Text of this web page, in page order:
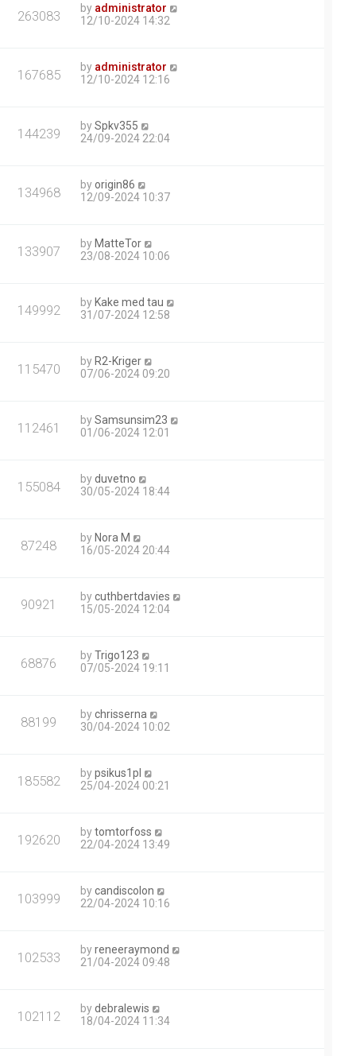
263083 by administrator
12/10-2024 14:32
167685 by administrator
12/10-2024 12:16
144239 bySpkv355
24/09-2024 22:04
134968 byorigin86
12/09-2024 10:37
133907 by MatteTor
23/08-2024 10:06
149992 by Kake med tau
31/07-2024 12:58
115470 by R2-Kriger
07/06-2024 09:20
112461 bySamsunsim23
01/06-2024 12:01
155084 byduvetno
30/05-2024 18:44
87248 by Nora M
16/05-2024 20:44
90921 bycuthbertdavies
15/05-2024 12:04
68876 byTrigo123
07/05-2024 19:11
88199 bychrisserna
30/04-2024 10:02
185582 bypsikus1pl
25/04-2024 00:21
192620 bytomtorfoss
22/04-2024 13:49
103999 bycandiscolon
22/04-2024 10:16
102533 byreneeraymond
21/04-2024 09:48
102112 bydebralewis
18/04-2024 11:34